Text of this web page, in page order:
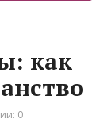
как
0